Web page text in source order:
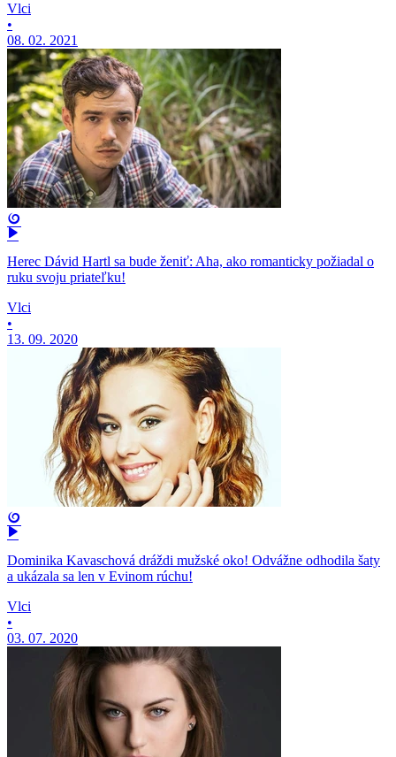
Vlci
•
08. 02. 2021
Herec Dávid Hartl sa bude ženiť: Aha, ako romanticky požiadal o
ruku svoju priateľku!
Vlci
•
13. 09. 2020
Dominika Kavaschová dráždi mužské oko! Odvážne odhodila šaty
a ukázala sa len v Evinom rúchu!
Vlci
•
03. 07. 2020